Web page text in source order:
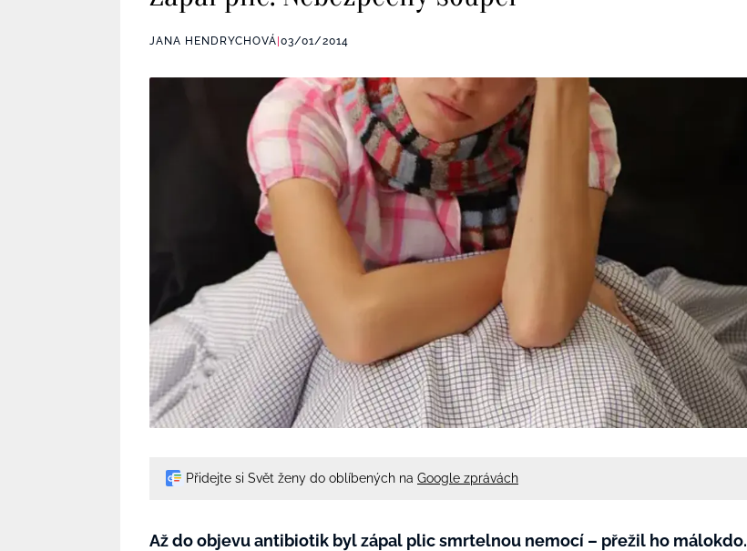
JANA HENDRYCHOVÁ 03/01/2014
Přidejte si Svět ženy do oblíbených na Google zprávách
Až do objevu antibiotik byl zápal plic smrtelnou nemocí – přežil ho málokdo.